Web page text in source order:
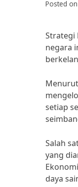
Posted on
Strategi
negara
setiap
Salah
yang
daya